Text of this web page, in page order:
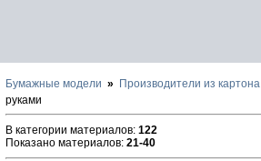
Бумажные модели Производители из картона
руками
В категории материалов: 122
Показано материалов: 21-40